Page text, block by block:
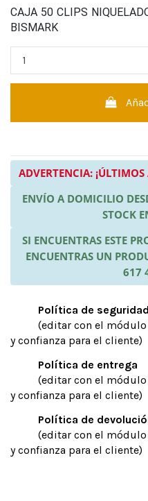
CAJA 50 CLIPS
BISMARK
ADVERTENCIA:
ENVÍO A DOMICILIO
STOCK
SI ENCUENTRAS ESTE
ENCUENTRAS UN
617
Política de seguridad
(editar con el
y confianza para el cliente)
Política de entrega
(editar con el
y confianza para el cliente)
Política de
(editar con el
y confianza para el cliente)